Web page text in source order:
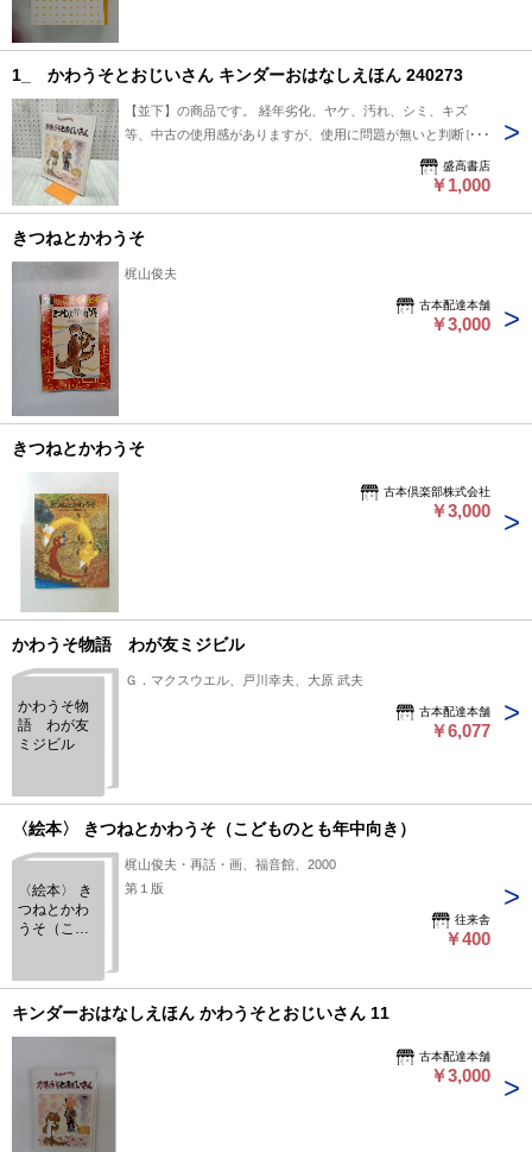
1_ かわうそとおじいさん キンダーおはなしえほん 240273
【並下】の商品です。 経年劣化、ヤケ、汚れ、シミ、キズ
等、中古の使用感がありますが、使用に問題が無いと判断し出
品しております。 完璧にはチェックしておりませんので、見
落としの可能性が有る事をご理解頂き、ご検討下さい。 商品
意事項■I■ クリーニングしておりません。ホコリや汚れは現状
が、土・日・祝日は発送作業出来ませんのでご了承ください。
お問い合わせの回答は当日に回答出来ない場合があり、翌日が
土・日の場合は月曜日、祝日の場合は次の日になる場合があり
のでご了承ください。 落札後48時間以内にご連絡がない場
て頂く場合があります。 ■I■同梱発送について■I■ 同梱発送は
盛高書店
￥1,000
きつねとかわうそ
梶山俊夫
古本配達本舗
￥3,000
きつねとかわうそ
古本倶楽部株式会社
￥3,000
かわうそ物語 わが友ミジビル
かわうそ物
語 わが友
ミジビル
Ｇ．マクスウエル、戸川幸夫、大原 武夫
古本配達本舗
￥6,077
〈絵本〉 きつねとかわうそ（こどものとも年中向き）
〈絵本〉 き
つねとかわ
うそ（こど
梶山俊夫・再話・画、福音館、2000
第１版
往来舎
￥400
キンダーおはなしえほん かわうそとおじいさん 11
古本配達本舗
￥3,000